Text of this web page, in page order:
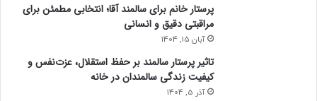
پرستار خانم برای سالمند آقا؛ انتخابی مطمئن برای
مراقبتی دقیق و انسانی
آبان 15, 1404
تاثیر پرستار سالمند بر حفظ استقلال، عزت‌نفس و
کیفیت زندگی سالمندان در خانه
آذر 5, 1404